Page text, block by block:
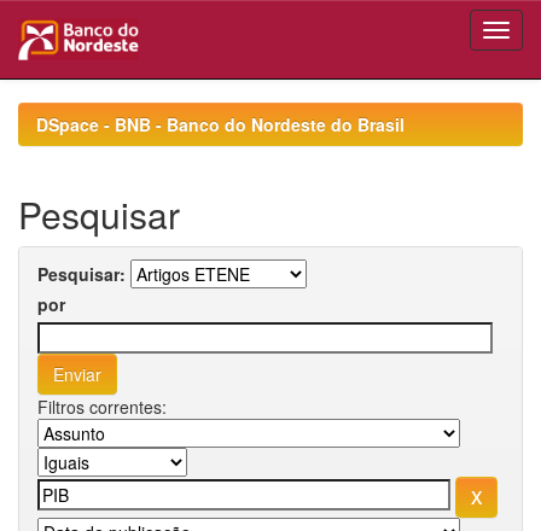
navigationDSpace - BNB - Banco do Nordeste do Brasil
Pesquisar
Pesquisar:
por
Filtros correntes: